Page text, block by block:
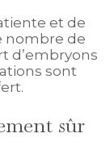
et de
nombre de
d’embryons
sont
sûr